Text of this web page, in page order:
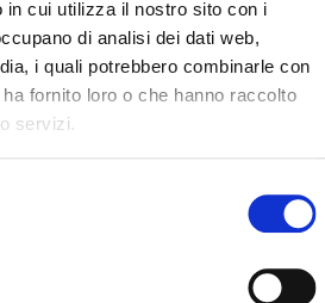
in cui utilizza il nostro sito con i
di analisi dei dati web,
i quali potrebbero combinarle con
fornito loro o che hanno raccolto
servizi.
902 903
904
907
929